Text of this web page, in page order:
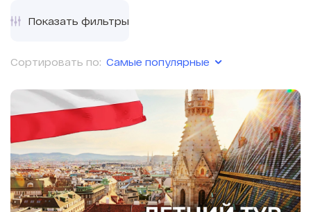
Сортировать по: Самые популярные
Показать фильтры